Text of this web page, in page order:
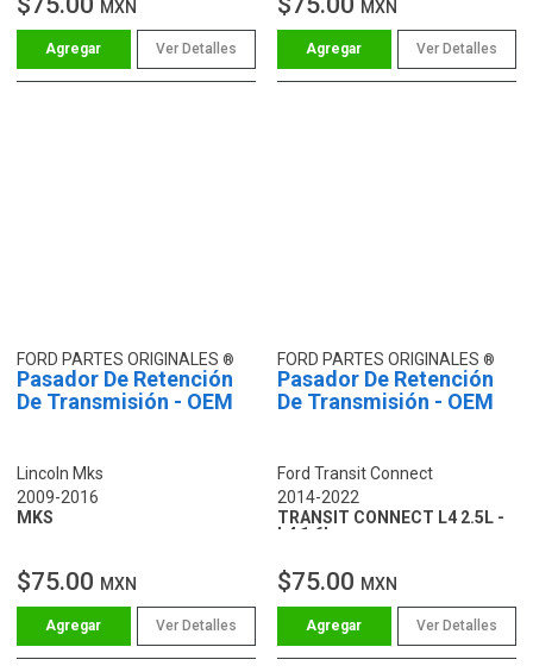
MXN
Ver Detalles
MXN
Ver Detalles
FORD PARTES ORIGINALES
Pasador De Retención
De Transmisión - OEM
Lincoln Mks
2009-2016
MKS
$75.00 MXN
Ver Detalles
FORD PARTES ORIGINALES
Pasador De Retención
De Transmisión - OEM
Ford Transit Connect
2014-2022
TRANSIT CONNECT L4 2.5L -
L4 1.6L
$75.00 MXN
Ver Detalles